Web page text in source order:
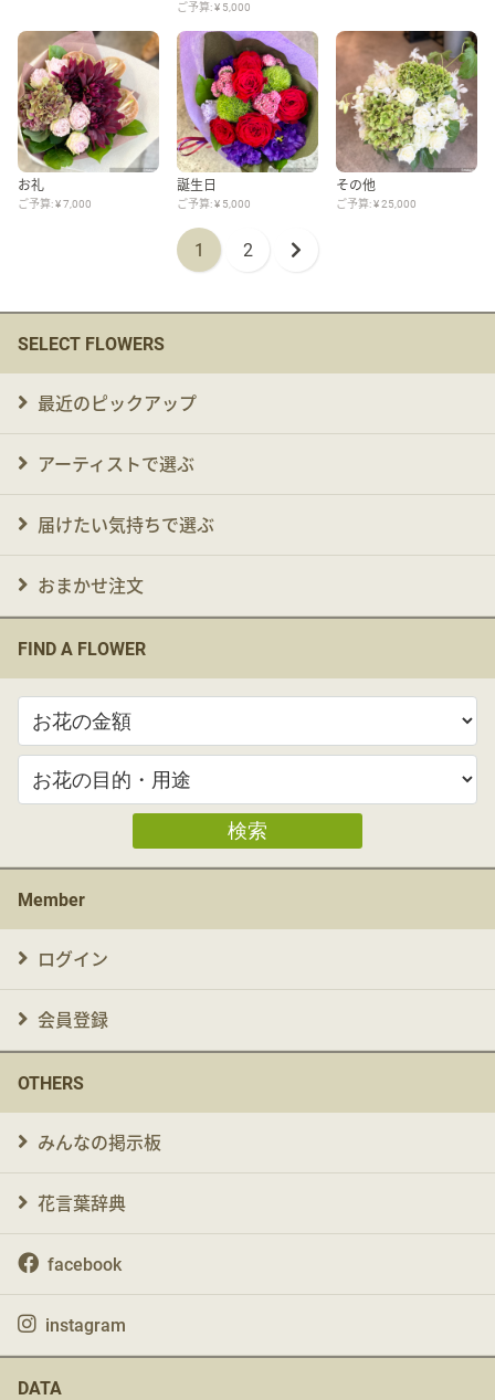
ご予算: ¥ 5,000
お礼
ご予算: ¥ 7,000
誕生日
ご予算: ¥ 5,000
その他
ご予算: ¥ 25,000
1 2
SELECT FLOWERS
最近のピックアップ
アーティストで選ぶ
届けたい気持ちで選ぶ
おまかせ注文
FIND A FLOWER
検索
Member
ログイン
会員登録
OTHERS
みんなの掲示板
花言葉辞典
facebook
instagram
DATA